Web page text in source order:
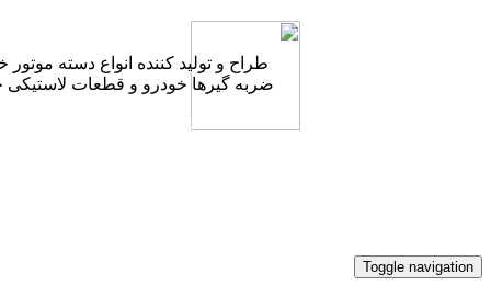
طراح و تولید کننده انواع دسته موتور خودرو
ضربه گیرها خودرو و قطعات لاستیکی خودرو